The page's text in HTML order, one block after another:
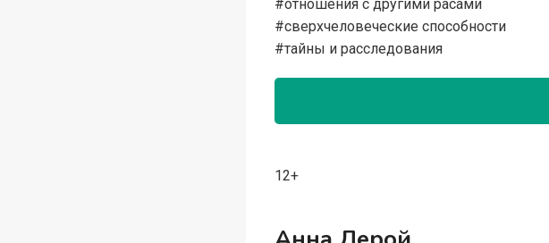
#отношения с другими расами
#сверхчеловеческие способности
#тайны и расследования
12+